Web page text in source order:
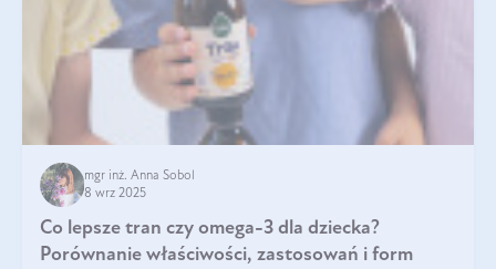
mgr inż. Anna Sobol
8 wrz 2025
Co lepsze tran czy omega-3 dla dziecka?
Porównanie właściwości, zastosowań i form